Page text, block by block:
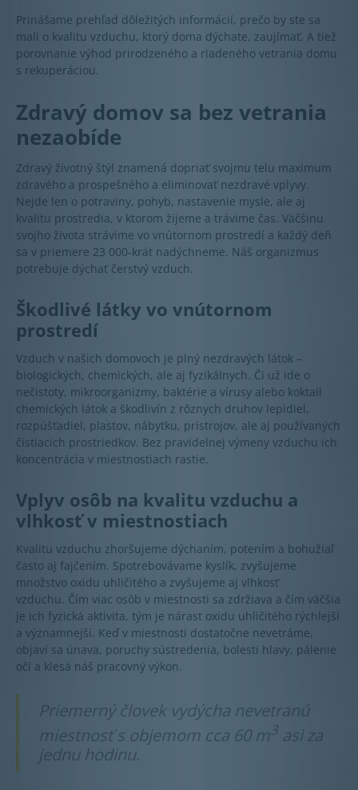
Prinášame prehľad dôležitých informácií, prečo by ste sa
mali o kvalitu vzduchu, ktorý doma dýchate, zaujímať. A tiež
porovnanie výhod prirodzeného a riadeného vetrania domu
s rekuperáciou.
Zdravý domov sa bez vetrania
nezaobíde
Zdravý životný štýl znamená dopriať svojmu telu maximum
zdravého a prospešného a eliminovať nezdravé vplyvy.
Nejde len o potraviny, pohyb, nastavenie mysle, ale aj
kvalitu prostredia, v ktorom žijeme a trávime čas. Väčšinu
svojho života strávime vo vnútornom prostredí a každý deň
sa v priemere 23 000-krát nadýchneme. Náš organizmus
potrebuje dýchať čerstvý vzduch.
Škodlivé látky vo vnútornom
prostredí
Vzduch v našich domovoch je plný nezdravých látok –
biologických, chemických, ale aj fyzikálnych. Či už ide o
nečistoty, mikroorganizmy, baktérie a vírusy alebo koktail
chemických látok a škodlivín z rôznych druhov lepidiel,
rozpúšťadiel, plastov, nábytku, prístrojov, ale aj používaných
čistiacich prostriedkov. Bez pravidelnej výmeny vzduchu ich
koncentrácia v miestnostiach rastie.
Vplyv osôb na kvalitu vzduchu a
vlhkosť v miestnostiach
Kvalitu vzduchu zhoršujeme dýchaním, potením a bohužiaľ
často aj fajčením. Spotrebovávame kyslík, zvyšujeme
množstvo oxidu uhličitého a zvyšujeme aj vlhkosť
vzduchu. Čím viac osôb v miestnosti sa zdržiava a čím väčšia
je ich fyzická aktivita, tým je nárast oxidu uhličitého rýchlejší
a významnejší. Keď v miestnosti dostatočne nevetráme,
objaví sa únava, poruchy sústredenia, bolesti hlavy, pálenie
očí a klesá náš pracovný výkon.
Priemerný človek vydýcha nevetranú
miestnosť s objemom cca 60 m3 asi za
jednu hodinu.